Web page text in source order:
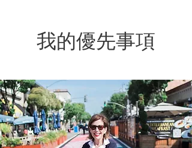
我的優先事項